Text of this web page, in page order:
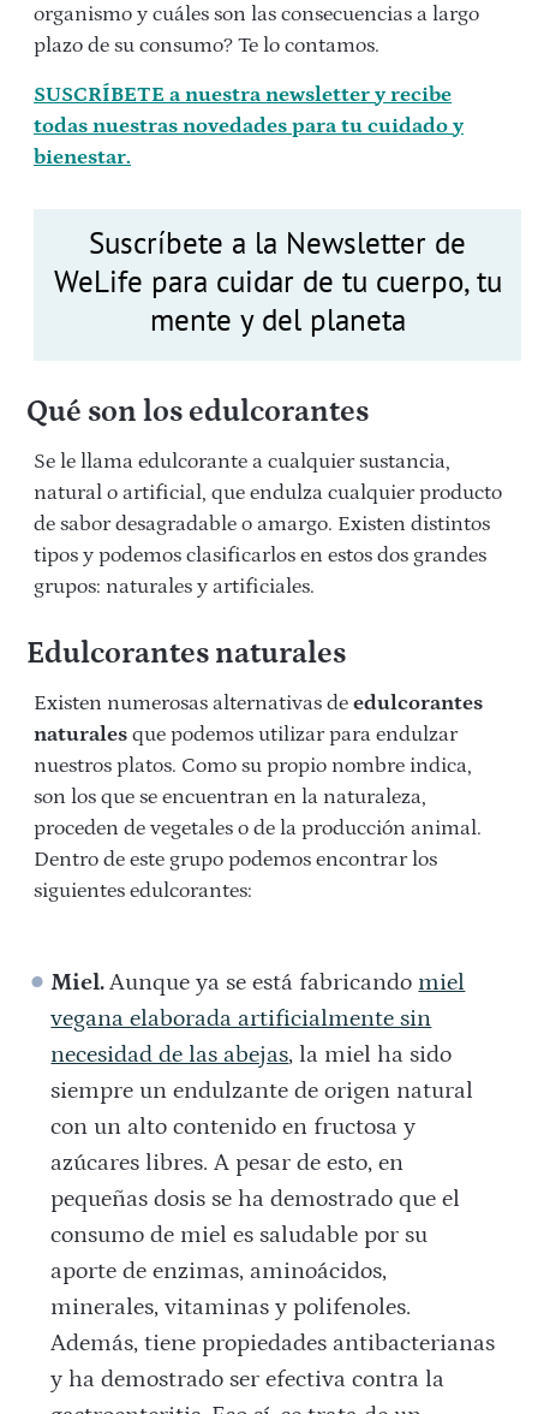
organismo y cuáles son las consecuencias a largo
plazo de su consumo? Te lo contamos.
SUSCRÍBETE a nuestra newsletter y recibe
todas nuestras novedades para tu cuidado y
bienestar.
Suscríbete a la Newsletter de
WeLife para cuidar de tu cuerpo, tu
mente y del planeta
Qué son los edulcorantes
Se le llama edulcorante a cualquier sustancia,
natural o artificial, que endulza cualquier producto
de sabor desagradable o amargo. Existen distintos
tipos y podemos clasificarlos en estos dos grandes
grupos: naturales y artificiales.
Edulcorantes naturales
Existen numerosas alternativas de edulcorantes
naturales que podemos utilizar para endulzar
nuestros platos. Como su propio nombre indica,
son los que se encuentran en la naturaleza,
proceden de vegetales o de la producción animal.
Dentro de este grupo podemos encontrar los
siguientes edulcorantes:
Miel.Aunque ya se está fabricando miel
vegana elaborada artificialmente sin
necesidad de las abejas, la miel ha sido
siempre un endulzante de origen natural
con un alto contenido en fructosa y
azúcares libres. A pesar de esto, en
pequeñas dosis se ha demostrado que el
consumo de miel es saludable por su
aporte de enzimas, aminoácidos,
minerales, vitaminas y polifenoles.
Además, tiene propiedades antibacterianas
y ha demostrado ser efectiva contra la